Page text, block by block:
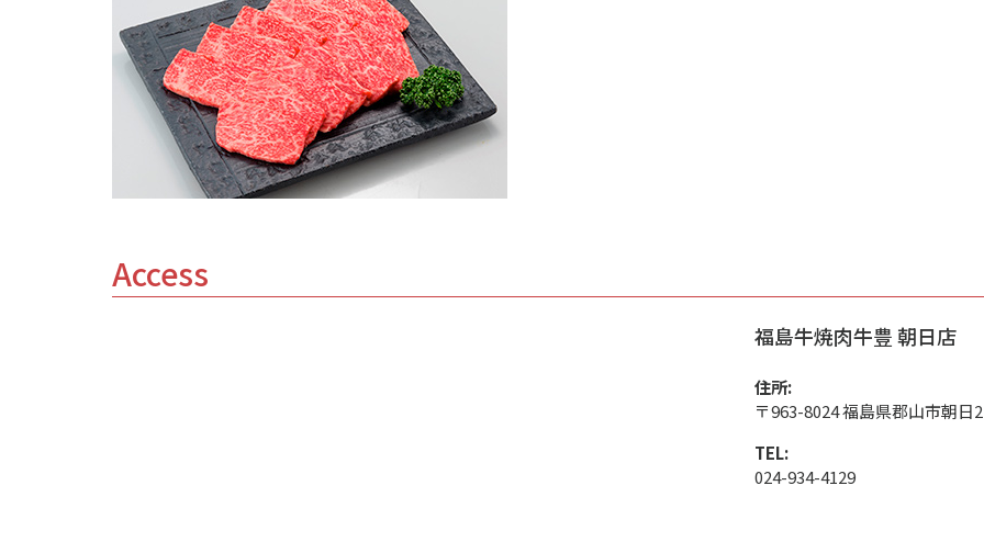
Access
福島牛焼肉牛豊 朝日店
住所:
〒963-8024 福島県郡山市朝日
TEL:
024-934-4129